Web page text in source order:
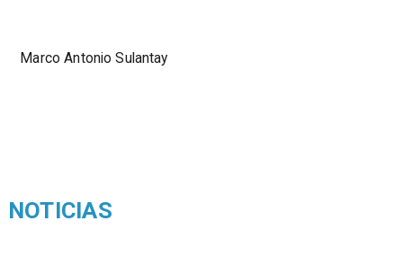
Marco Antonio Sulantay
NOTICIAS